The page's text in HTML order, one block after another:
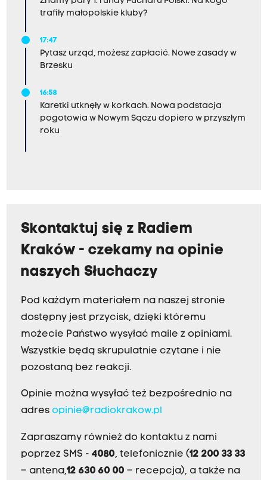
trafiły małopolskie kluby?
17:47
Pytasz urząd, możesz zapłacić. Nowe zasady w
Brzesku
16:58
Karetki utknęły w korkach. Nowa podstacja
pogotowia w Nowym Sączu dopiero w przyszłym
roku
Skontaktuj się z Radiem
Kraków - czekamy na opinie
naszych Słuchaczy
Pod każdym materiałem na naszej stronie
dostępny jest przycisk, dzięki któremu
możecie Państwo wysyłać maile z opiniami.
Wszystkie będą skrupulatnie czytane i nie
pozostaną bez reakcji.
Opinie można wysyłać też bezpośrednio na
adres opinie@radiokrakow.pl
Zapraszamy również do kontaktu z nami
poprzez SMS - 4080, telefonicznie (12 200 33 33
– antena,12 630 60 00 – recepcja), a także na